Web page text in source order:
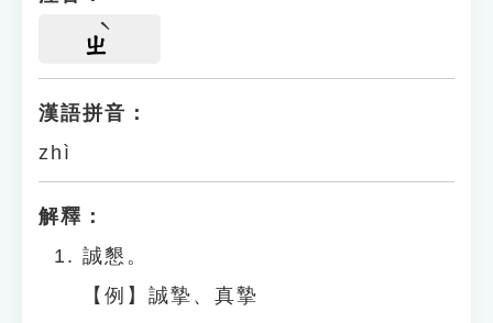
ㄓ
漢語拼音：
zhì
解釋：
誠懇。
【例】誠摯、真摯